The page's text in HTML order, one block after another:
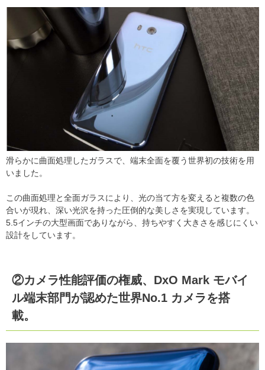
滑らかに曲面処理したガラスで、端末全面を覆う世界初の技術を用
いました。
この曲面処理と全面ガラスにより、光の当て方を変えると複数の色
合いが現れ、深い光沢を持った圧倒的な美しさを実現しています。
5.5インチの大型画面でありながら、持ちやすく大きさを感じにくい
設計をしています。
②カメラ性能評価の権威、DxO Mark モバイ
ル端末部門が認めた世界No.1 カメラを搭
載。